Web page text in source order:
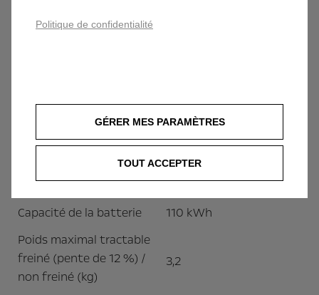
Poids et charge
Poids du véhicule (kg)
L3H2: 2890 / L4H2: 2935
/ L4H3: 2965
Capacité de la batterie
110 kWh
Poids maximal tractable
freiné (pente de 12 %) /
non freiné (kg)
3,2
Politique de confidentialité
GÉRER MES PARAMÈTRES
TOUT ACCEPTER